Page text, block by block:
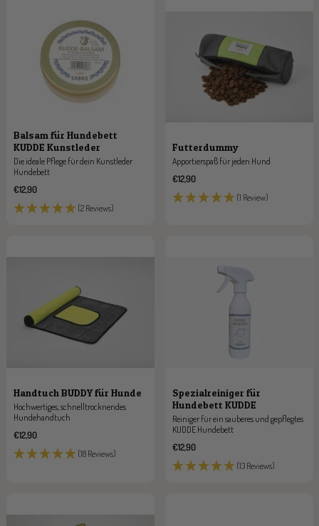
Balsam für Hundebett
KUDDE Kunstleder
Die ideale Pflege für dein Kunstleder
Hundebett
Angebotspreis
€12,90
(2 Reviews)
Futterdummy
Apportierspaß für jeden Hund
Angebotspreis
€12,90
(1 Review)
Handtuch BUDDY für Hunde
Hochwertiges, schnelltrocknendes
Hundehandtuch
Angebotspreis
€12,90
(18 Reviews)
Spezialreiniger für
Hundebett KUDDE
Reiniger für ein sauberes und gepflegtes
KUDDE Hundebett
Angebotspreis
€12,90
(13 Reviews)